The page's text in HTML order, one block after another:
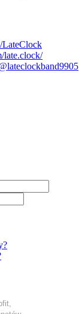
LateClock
late.clock/